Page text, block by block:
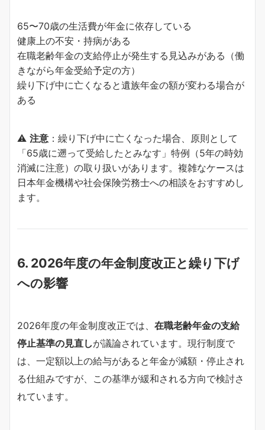
65〜70歳の生活費が年金に依存している
健康上の不安・持病がある
在職老齢年金の支給停止が発生する見込みがある（働
きながら年金受給予定の方）
繰り下げ中に亡くなると遺族年金の額が変わる場合が
ある
⚠️ 注意 ：繰り下げ中に亡くなった場合、原則として
「65歳に遡って受給したとみなす」特例（5年の時効
消滅に注意）の取り扱いがあります。複雑なケースは
日本年金機構や社会保険労務士への相談をおすすめし
ます。
6. 2026年度の年金制度改正と繰り下げ
への影響
2026年度の年金制度改正では、 在職老齢年金の支給
停止基準の見直しが議論されています。現行制度で
は、一定額以上の給与があると年金が減額・停止され
る仕組みですが、この基準が緩和される方向で検討さ
れています。